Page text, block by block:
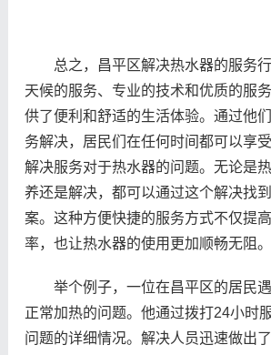
总之，昌平区解决热水器的服务行
天候的服务、专业的技术和优质的服
供了便利和舒适的生活体验。通过他
务解决，居民们在任何时间都可以享
解决服务对于热水器的问题。无论是
养还是解决，都可以通过这个解决找
案。这种方便快捷的服务方式不仅提
率，也让热水器的使用更加顺畅无阻。
举个例子，一位在昌平区的居民遇
正常加热的问题。他通过拨打24小时
问题的详细情况。解决人员迅速做出